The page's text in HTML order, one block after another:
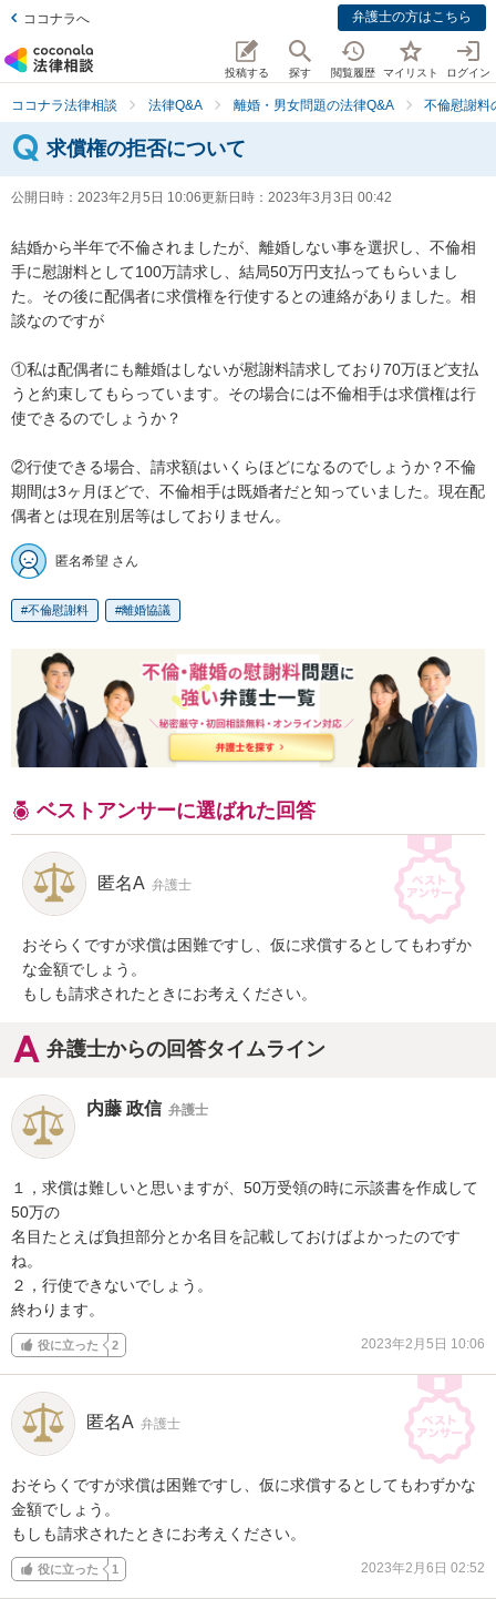
ココナラへ 弁護士の方はこちら
投稿する 探す 閲覧履歴 マイリスト ログイン
ココナラ法律相談 法律Q&A 離婚・男女問題の法律Q&A 不倫慰謝料
求償権の拒否について
公開日時： 2023年2月5日 10:06更新日時： 2023年3月3日 00:42
結婚から半年で不倫されましたが、離婚しない事を選択し、不倫相
手に慰謝料として100万請求し、結局50万円支払ってもらいまし
た。その後に配偶者に求償権を行使するとの連絡がありました。相
談なのですが
①私は配偶者にも離婚はしないが慰謝料請求しており70万ほど支払
うと約束してもらっています。その場合には不倫相手は求償権は行
使できるのでしょうか？
②行使できる場合、請求額はいくらほどになるのでしょうか？不倫
期間は3ヶ月ほどで、不倫相手は既婚者だと知っていました。現在配
偶者とは現在別居等はしておりません。
匿名希望 さん
不倫慰謝料 離婚協議
ベストアンサーに選ばれた回答
匿名A 弁護士
おそらくですが求償は困難ですし、仮に求償するとしてもわずか
な金額でしょう。
もしも請求されたときにお考えください。
弁護士からの回答タイムライン
内藤 政信 弁護士
１，求償は難しいと思いますが、50万受領の時に示談書を作成して
50万の
名目たとえば負担部分とか名目を記載しておけばよかったのです
ね。
２，行使できないでしょう。
終わります。
役に立った 2 2023年2月5日 10:06
匿名A 弁護士
おそらくですが求償は困難ですし、仮に求償するとしてもわずかな
金額でしょう。
もしも請求されたときにお考えください。
役に立った 1 2023年2月6日 02:52